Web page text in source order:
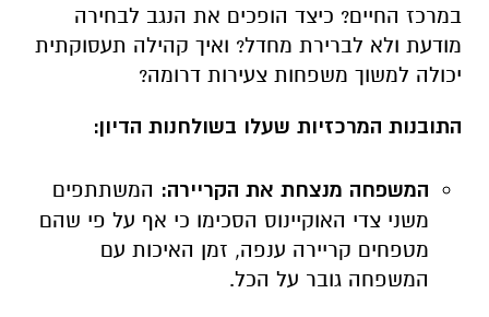
במרכז החיים? כיצד הופכים את הנגב לבחירה
מודעת ולא לברירת מחדל? ואיך קהילה תעסוקתית
יכולה למשוך משפחות צעירות דרומה?
התובנות המרכזיות שעלו בשולחנות הדיון:
המשפחה מנצחת את הקריירה: המשתתפים
משני צדי האוקיינוס הסכימו כי אף על פי שהם
מטפחים קריירה ענפה, זמן האיכות עם
המשפחה גובר על הכל.